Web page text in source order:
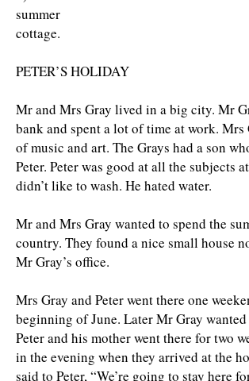
summer
cottage.
PETER’S HOLIDAY
Mr and Mrs Gray lived in a big city. Mr
bank and spent a lot of time at work. Mrs
of music and art. The Grays had a son
Peter. Peter was good at all the subjects
didn’t like to wash. He hated water.
Mr and Mrs Gray wanted to spend the
country. They found a nice small house
Mr Gray’s office.
Mrs Gray and Peter went there one
beginning of June. Later Mr Gray
Peter and his mother went there for two
in the evening when they ar­rived at the
said to Peter, “We’re going to stay here